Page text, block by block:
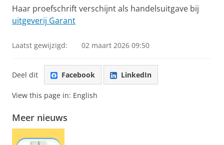
Haar proefschrift verschijnt als handelsuitgave bij
uitgeverij Garant
Laatst gewijzigd: 02 maart 2026 09:50
Deel dit Facebook LinkedIn
View this page in: English
Meer nieuws